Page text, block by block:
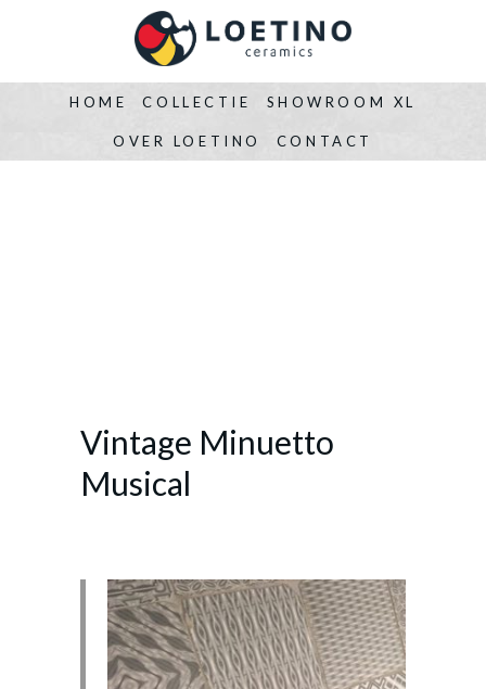
HOME COLLECTIE SHOWROOM XL
OVER LOETINO CONTACT
Vintage Minuetto
Musical